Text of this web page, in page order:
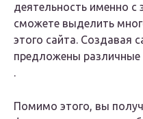
деятельность именно
сможете выделить
этого сайта. Создавая
предложены различные
.
Помимо этого, вы